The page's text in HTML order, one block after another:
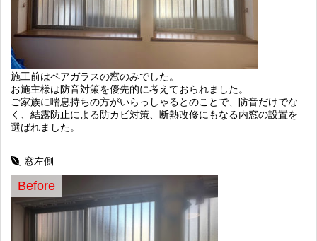
施工前はペアガラスの窓のみでした。
お施主様は防音対策を優先的に考えておられました。
ご家族に喘息持ちの方がいらっしゃるとのことで、防音だけでな
く、結露防止による防カビ対策、断熱改修にもなる内窓の設置を
選ばれました。
窓左側
Before